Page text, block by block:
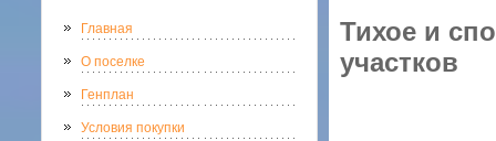
Главная
О поселке
Генплан
Условия покупки
Тихое и
участков